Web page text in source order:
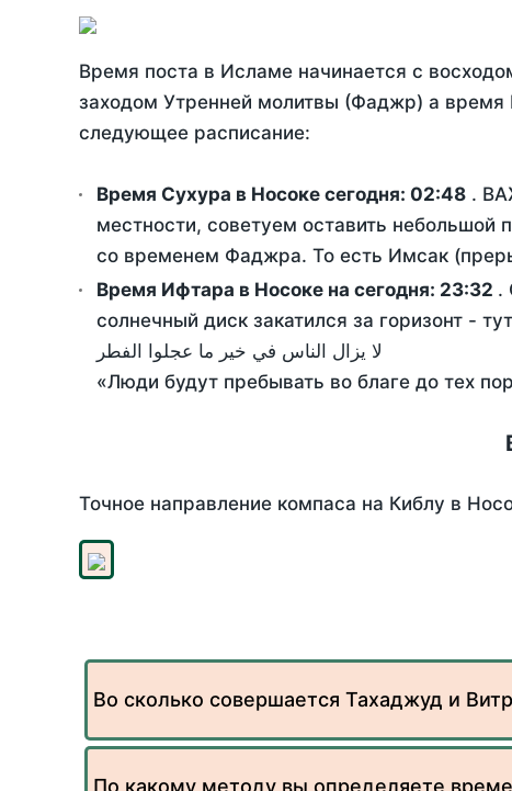
Время поста в Исламе начинается с
заходом Утренней молитвы (Фаджр) а время
следующее расписание:
Время Сухура в Носоке сегодня: 02:48 .
местности, советуем оставить
со временем Фаджра. То есть Имсак
Время Ифтара в Носоке на сегодня: 23:32 .
солнечный диск закатился за горизонт -
لا يزال الناس في خير ما عجلوا الفطر
«Люди будут пребывать во благе до тех
Точное направление компаса на Киблу в
Во сколько совершается Тахаджуд и
По какому методу вы определяете